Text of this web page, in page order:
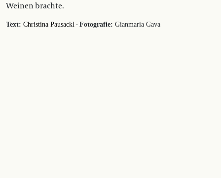
Weinen brachte.
Text: Christina Pausackl · Fotografie: Gianmaria Gava